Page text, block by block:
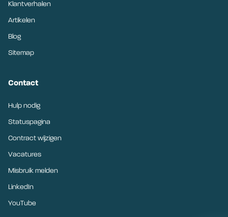
Klantverhalen
Artikelen
Blog
Sitemap
Contact
Hulp nodig
Statuspagina
Contract wijzigen
Vacatures
Misbruik melden
LinkedIn
YouTube